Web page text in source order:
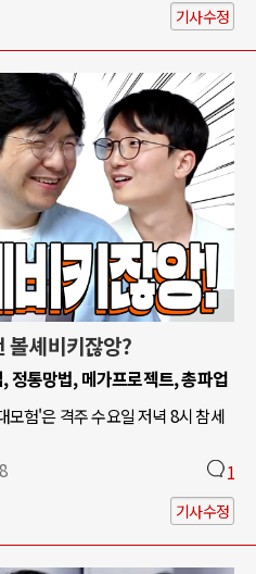
기사수정
볼셰비키잖앙?
정통망법, 메가프로젝트, 총파업
모험'은 격주 수요일 저녁 8시 참세
1
기사수정